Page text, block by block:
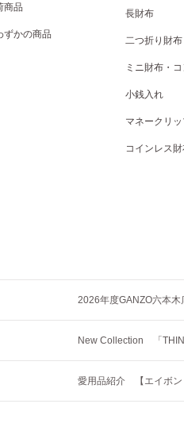
商品
ずかの商品
長財布
二つ折り財布
ミニ財布・
小銭入れ
マネークリッ
コインレス財
2026年度GANZO六本木
New Collection 「THIN
愛用品紹介 【エイボ